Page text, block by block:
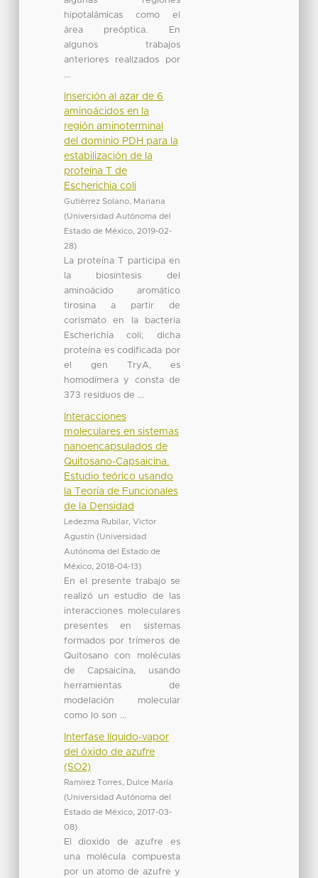
hipotalámicas como el
área preóptica. En
algunos trabajos
anteriores realizados por
...
Inserción al azar de 6
aminoácidos en la
región aminoterminal
del dominio PDH para la
estabilización de la
proteína T de
Escherichia coli
Gutiérrez Solano, Mariana
(Universidad Autónoma del
Estado de México, 2019-02-
28)
La proteína T participa en
la biosíntesis del
aminoácido aromático
tirosina a partir de
corismato en la bacteria
Escherichia coli; dicha
proteína es codificada por
el gen TryA, es
homodímera y consta de
373 residuos de ...
Interacciones
moleculares en sistemas
nanoencapsulados de
Quitosano-Capsaicina.
Estudio teórico usando
la Teoría de Funcionales
de la Densidad
Ledezma Rubilar, Vìctor
Agustín (Universidad
Autónoma del Estado de
México, 2018-04-13)
En el presente trabajo se
realizó un estudio de las
interacciones moleculares
presentes en sistemas
formados por trímeros de
Quitosano con moléculas
de Capsaicina, usando
herramientas de
modelación molecular
como lo son ...
Interfase líquido-vapor
del óxido de azufre
(SO2)
Ramírez Torres, Dulce María
(Universidad Autónoma del
Estado de México, 2017-03-
08)
El dioxido de azufre es
una molécula compuesta
por un atomo de azufre y